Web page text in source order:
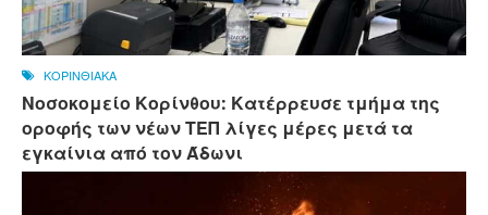
ΚΟΡΙΝΘΙΑΚΑ
Νοσοκομείο Κορίνθου: Κατέρρευσε τμήμα της
οροφής των νέων ΤΕΠ λίγες μέρες μετά τα
εγκαίνια από τον Άδωνι